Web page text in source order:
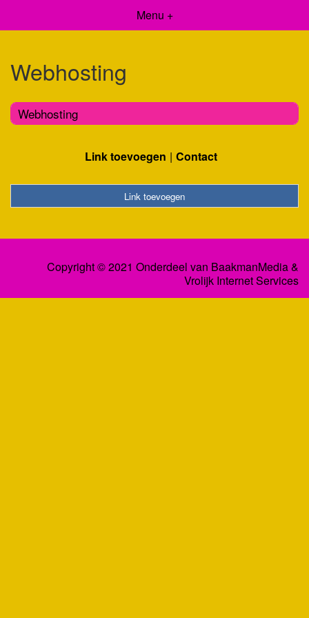
Menu +
Webhosting
Webhosting
Link toevoegen Contact
Link toevoegen
Copyright © 2021 Onderdeel van BaakmanMedia&
Vrolijk Internet Services